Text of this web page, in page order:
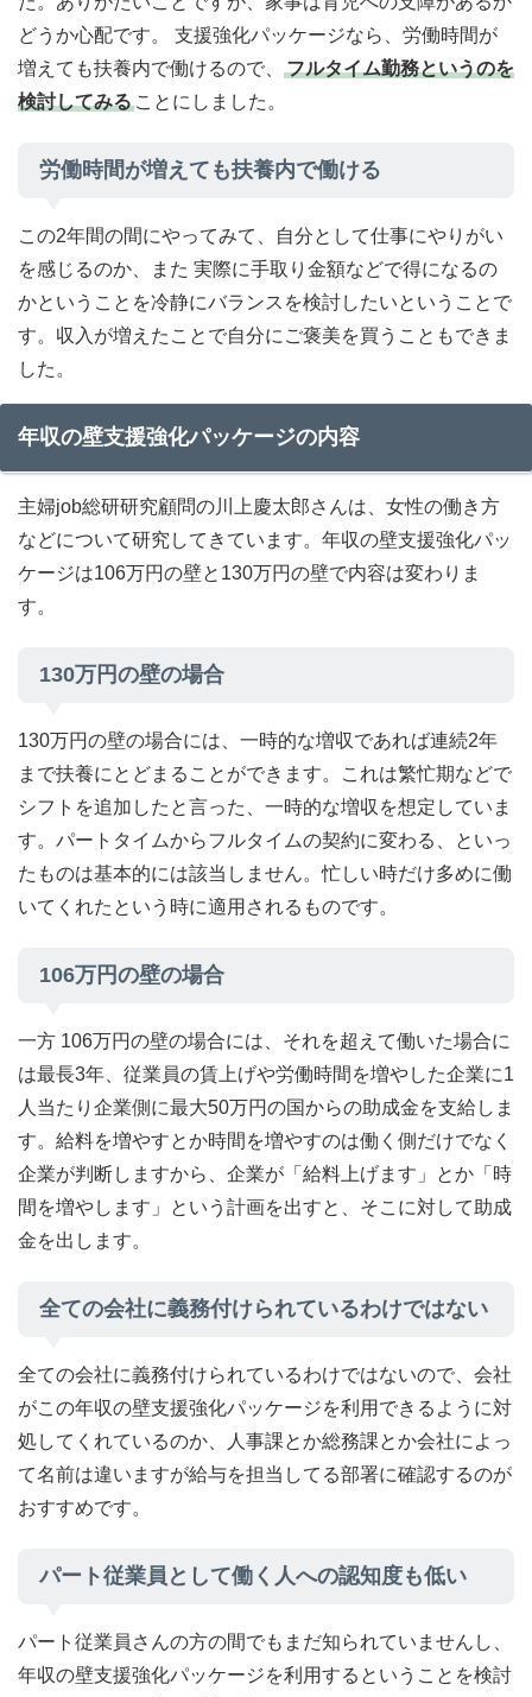
どうか心配です。 支援強化パッケージなら、労働時間が
増えても扶養内で働けるので、
フルタイム勤務というのを
検討してみる ことにしました。
労働時間が増えても扶養内で働ける
この2年間の間にやってみて、自分として仕事にやりがい
を感じるのか、また 実際に手取り金額などで得になるの
かということを冷静にバランスを検討したいということで
す。収入が増えたことで自分にご褒美を買うこともできま
した。
年収の壁支援強化パッケージの内容
主婦job総研研究顧問の川上慶太郎さんは、女性の働き方
などについて研究してきています。年収の壁支援強化パッ
ケージは106万円の壁と130万円の壁で内容は変わりま
す。
130万円の壁の場合
130万円の壁の場合には、一時的な増収であれば連続2年
まで扶養にとどまることができます。これは繁忙期などで
シフトを追加したと言った、一時的な増収を想定していま
す。パートタイムからフルタイムの契約に変わる、といっ
たものは基本的には該当しません。忙しい時だけ多めに働
いてくれたという時に適用されるものです。
106万円の壁の場合
一方 106万円の壁の場合には、それを超えて働いた場合に
は最長3年、従業員の賃上げや労働時間を増やした企業に1
人当たり企業側に最大50万円の国からの助成金を支給しま
す。給料を増やすとか時間を増やすのは働く側だけでなく
企業が判断しますから、企業が「給料上げます」とか「時
間を増やします」という計画を出すと、そこに対して助成
金を出します。
全ての会社に義務付けられているわけではない
全ての会社に義務付けられているわけではないので、会社
がこの年収の壁支援強化パッケージを利用できるように対
処してくれているのか、人事課とか総務課とか会社によっ
て名前は違いますが給与を担当してる部署に確認するのが
おすすめです。
パート従業員として働く人への認知度も低い
パート従業員さんの方の間でもまだ知られていませんし、
年収の壁支援強化パッケージを利用するということを検討